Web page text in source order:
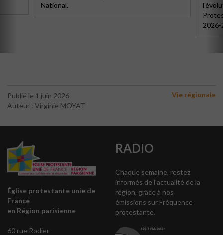
National.
2026-
Publié le 1 juin 2026
Auteur : Virginie MOYAT
Vie régionale
Église protestante unie de
France
en Région parisienne
60 rue Rodier
RADIO
Chaque semaine, restez
informés de l’actualité de la
région, grâce à nos
émissions sur Fréquence
protestante.